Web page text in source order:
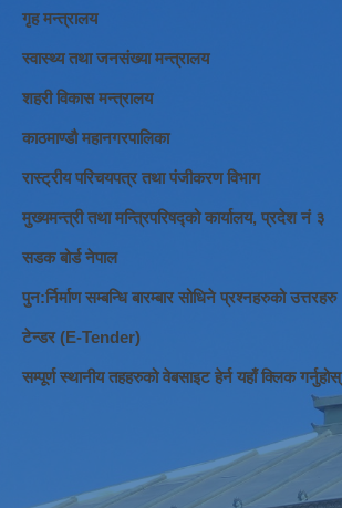
गृह मन्त्रालय
स्वास्थ्य तथा जनसंख्या मन्त्रालय
शहरी विकास मन्त्रालय
काठमाण्डौ महानगरपालिका
रास्ट्रीय परिचयपत्र तथा पंजीकरण विभाग
मुख्यमन्त्री तथा मन्त्रिपरिषद्को कार्यालय, प्रदेश नं ३
सडक बोर्ड नेपाल
पुन:र्निर्माण सम्बन्धि बारम्बार सोधिने प्रश्नहरुको उत्तरहरु
टेन्डर (E-Tender)
सम्पूर्ण स्थानीय तहहरुको वेबसाइट हेर्न यहाँ क्लिक गर्नुहोस्